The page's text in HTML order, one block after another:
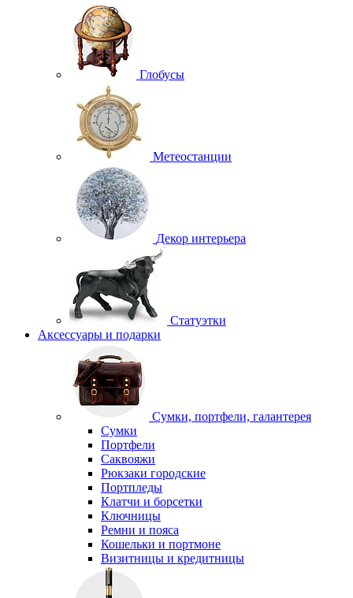
Глобусы
Метеостанции
Декор интерьера
Статуэтки
Аксессуары и подарки
Сумки, портфели, галантерея
Сумки
Портфели
Саквояжи
Рюкзаки городские
Портпледы
Клатчи и борсетки
Ключницы
Ремни и пояса
Кошельки и портмоне
Визитницы и кредитницы